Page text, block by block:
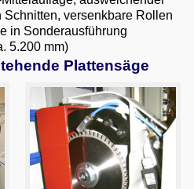
Schnitten, versenkbare Rollen
in Sonderausführung
5.200 mm)
Plattensäge